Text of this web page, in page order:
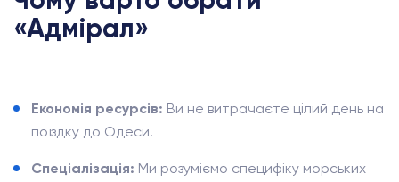
«Адмірал»
Економія ресурсів: Ви не витрачаєте цілий день на
поїздку до Одеси.
Спеціалізація: Ми розуміємо специфіку морських